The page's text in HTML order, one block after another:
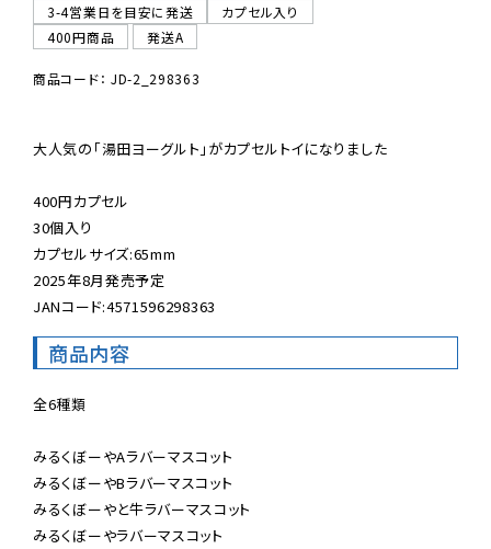
3-4営業日を目安に発送
カプセル入り
400円商品
発送A
商品コード： JD-2_298363
大人気の「湯田ヨーグルト」がカプセルトイになりました
400円カプセル
30個入り
カプセルサイズ:65mm
2025年8月発売予定
JANコード:4571596298363
商品内容
全6種類
みるくぼーやAラバーマスコット
みるくぼーやBラバーマスコット
みるくぼーやと牛ラバーマスコット
みるくぼーやラバーマスコット